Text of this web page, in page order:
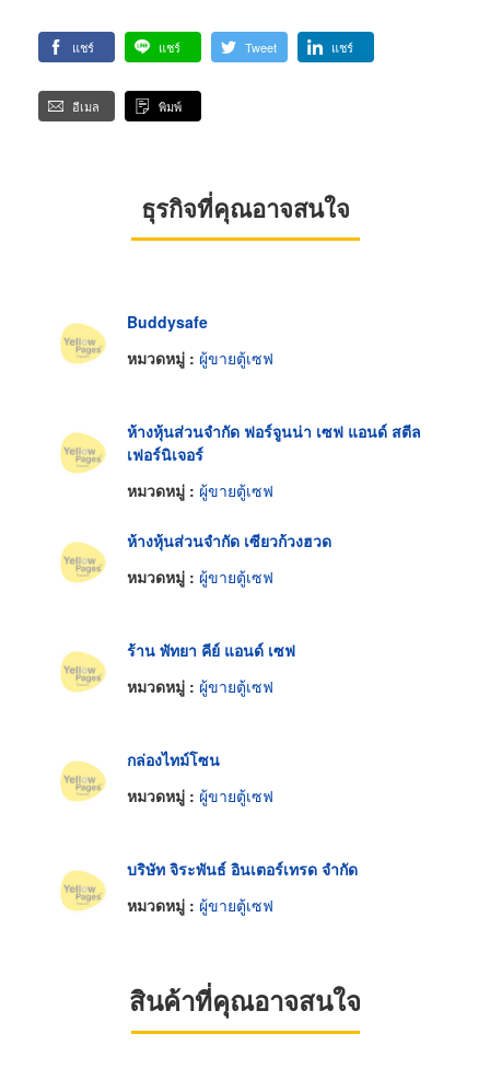
แชร์ แชร์ Tweet แชร์
อีเมล พิมพ์
ธุรกิจที่คุณอาจสนใจ
Buddysafe
หมวดหมู่ : ผู้ขายตู้เซฟ
ห้างหุ้นส่วนจำกัด ฟอร์จูนน่า เซฟ แอนด์ สตีล
เฟอร์นิเจอร์
หมวดหมู่ : ผู้ขายตู้เซฟ
ห้างหุ้นส่วนจำกัด เซียวก้วงฮวด
หมวดหมู่ : ผู้ขายตู้เซฟ
ร้าน พัทยา คีย์ แอนด์ เซฟ
หมวดหมู่ : ผู้ขายตู้เซฟ
กล่องไทม์โซน
หมวดหมู่ : ผู้ขายตู้เซฟ
บริษัท จิระพันธ์ อินเตอร์เทรด จำกัด
หมวดหมู่ : ผู้ขายตู้เซฟ
สินค้าที่คุณอาจสนใจ